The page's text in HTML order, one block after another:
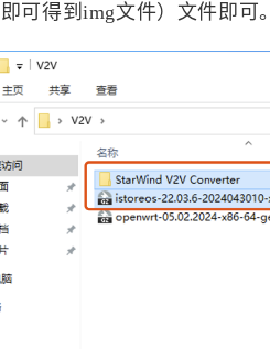
可得到img文件）文件即可。